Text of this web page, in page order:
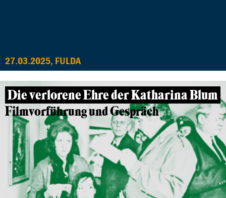
27.03.2025, FULDA
Die verlorene Ehre der Katharina Blum
Filmvorführung und Gespräch